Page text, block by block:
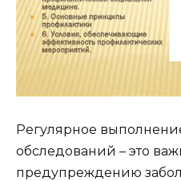
Регулярное
обследований – это
предупреждению